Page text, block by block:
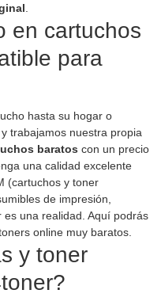
.
en cartuchos
para
hasta su hogar o
trabajamos nuestra propia
baratos con un precio
una calidad excelente
(cartuchos y toner
de impresión,
una realidad. Aquí podrás
online muy baratos.
y toner